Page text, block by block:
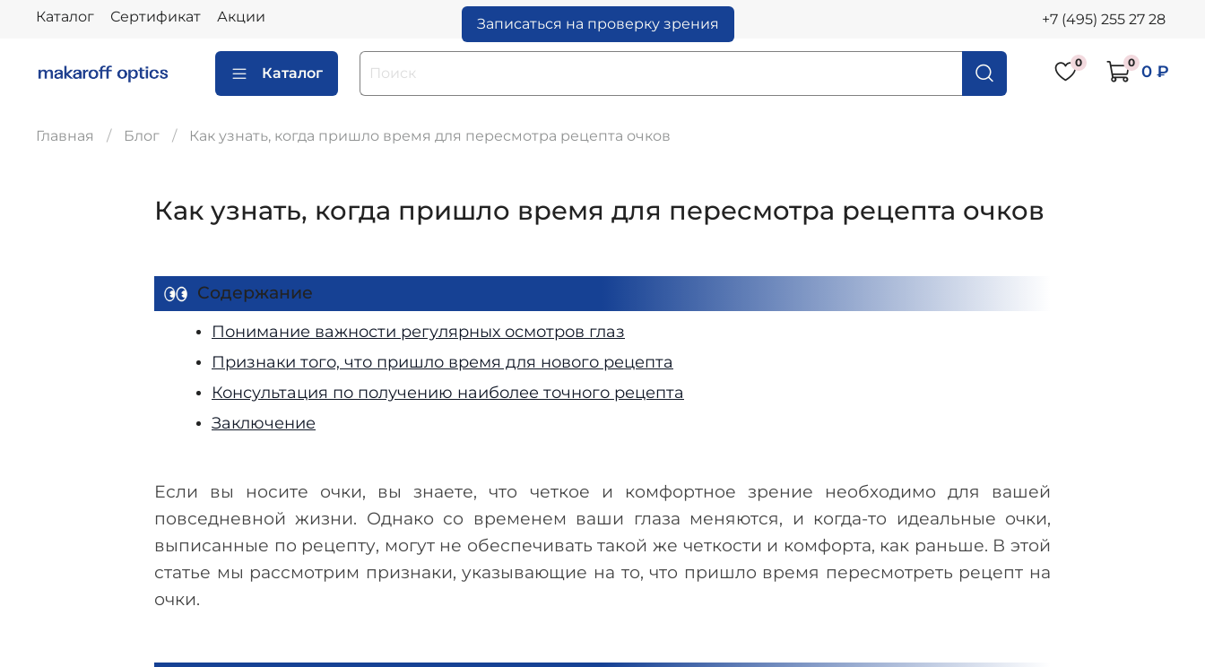
Каталог Сертификат Акции Записаться на проверку зрения +7 (495) 255 27 28
Каталог
0 0 0 ₽
Главная Блог Как узнать, когда пришло время для пересмотра рецепта очков
Как узнать, когда пришло время для пересмотра рецепта очков
Содержание
Понимание важности регулярных осмотров глаз
Признаки того, что пришло время для нового рецепта
Консультация по получению наиболее точного рецепта
Заключение
Если вы носите очки, вы знаете, что четкое и комфортное зрение необходимо для вашей
повседневной жизни. Однако со временем ваши глаза меняются, и когда-то идеальные очки,
выписанные по рецепту, могут не обеспечивать такой же четкости и комфорта, как раньше. В этой
статье мы рассмотрим признаки, указывающие на то, что пришло время пересмотреть рецепт на
очки.